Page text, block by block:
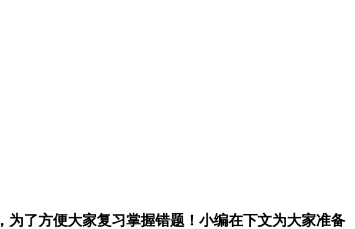
了方便大家复习掌握错题！小编在下文为大家准备